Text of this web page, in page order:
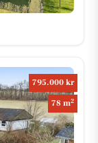
795.000 kr
78 m2